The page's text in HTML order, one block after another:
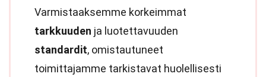
Varmistaaksemme korkeimmat
tarkkuuden ja luotettavuuden
standardit, omistautuneet
toimittajamme tarkistavat huolellisesti